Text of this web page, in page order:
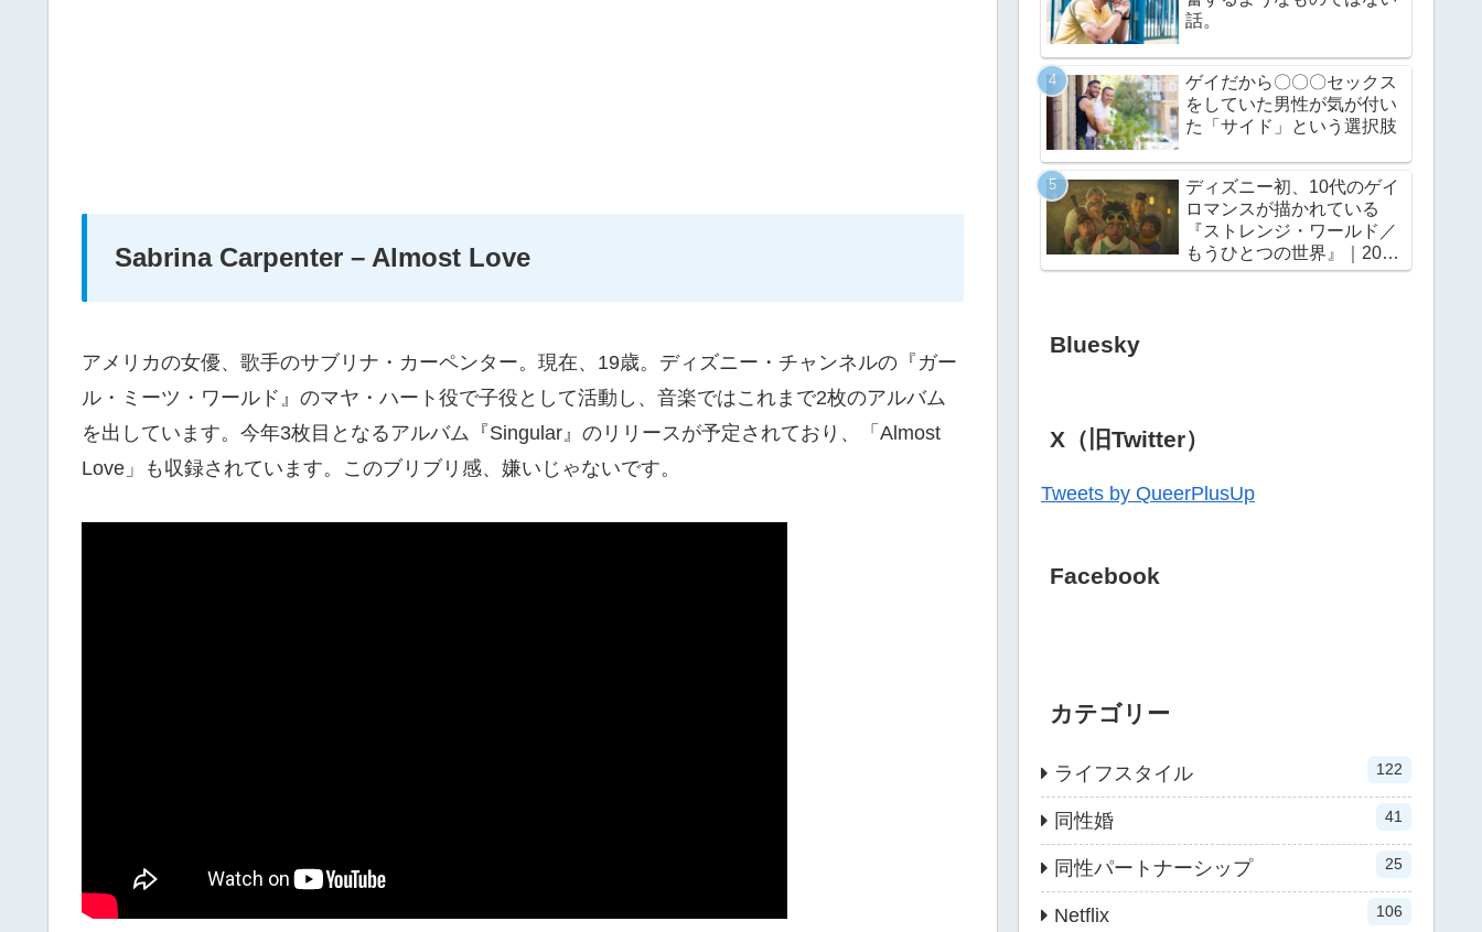
Sabrina Carpenter – Almost Love
アメリカの女優、歌手のサブリナ・カーペンター。現在、19歳。ディズニー・チャンネルの『ガー
ル・ミーツ・ワールド』のマヤ・ハート役で子役として活動し、音楽ではこれまで2枚のアルバム
を出しています。今年3枚目となるアルバム『Singular』のリリースが予定されており、「Almost
Love」も収録されています。このブリブリ感、嫌いじゃないです。
話。
ゲイだから〇〇〇セックス
をしていた男性が気が付い
た「サイド」という選択肢
ディズニー初、10代のゲイ
ロマンスが描かれている
『ストレンジ・ワールド／
もうひとつの世界』｜2022
年11月23日（水・祝）公開
Bluesky
X（旧Twitter）
Tweets by QueerPlusUp
Facebook
カテゴリー
ライフスタイル 122
同性婚 41
同性パートナーシップ 25
Netflix 106